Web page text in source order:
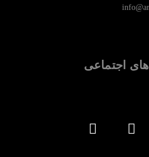
اجتماعی